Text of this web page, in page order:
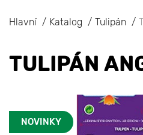
Hlavní Katalog Tulipán
TULIPÁN
NOVINKY